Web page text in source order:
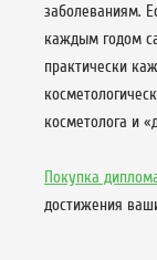
заболеваниям.
каждым годом
практически
косметолога и
Покупка
достижения